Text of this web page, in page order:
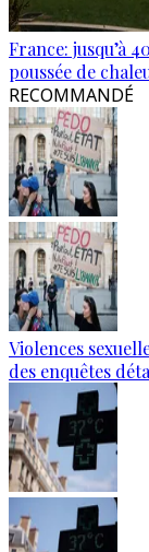
France: jusqu’à
poussée de
RECOMMANDÉ
Violences
des enquêtes